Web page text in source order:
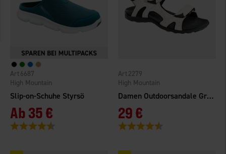
Slip-on-Schuhe Styrsö
High Mountain
6687
Ab35 €
Bewertung:
Damen Outdoorsandale Grebbestad Weiß
High Mountain
2279
29 €
Bewertung: